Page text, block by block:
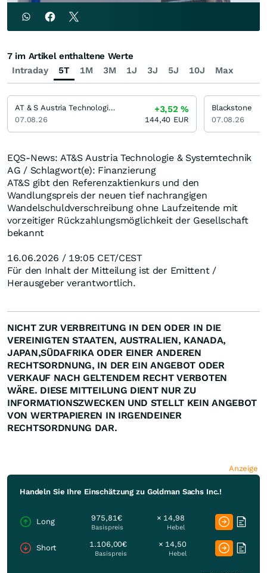
EQS-News: AT&S Austria Technologie & Systemtechnik
AG / Schlagwort(e): Finanzierung
AT&S gibt den Referenzaktienkurs und den
Wandlungspreis der neuen tief nachrangigen
Wandelschuldverschreibung ohne Laufzeitende mit
vorzeitiger Rückzahlungsmöglichkeit der Gesellschaft
bekannt
16.06.2026 / 19:05 CET/CEST
Für den Inhalt der Mitteilung ist der Emittent /
Herausgeber verantwortlich.
NICHT ZUR VERBREITUNG IN DEN ODER IN DIE
VEREINIGTEN STAATEN, AUSTRALIEN, KANADA,
JAPAN,SÜDAFRIKA ODER EINER ANDEREN
RECHTSORDNUNG, IN DER EIN ANGEBOT ODER
VERKAUF NACH GELTENDEM RECHT VERBOTEN
WÄRE. DIESE MITTEILUNG DIENT NUR ZU
INFORMATIONSZWECKEN UND STELLT KEIN ANGEBOT
VON WERTPAPIEREN IN IRGENDEINER
RECHTSORDNUNG DAR.
Anzeige
Handeln Sie Ihre Einschätzung zu Goldman Sachs Inc.!
Long 975,81€
Basispreis
× 14,98
Hebel
Short 1.106,00€
Basispreis
× 14,50
Hebel
Intraday 5T 1M 3M 1J 3J 5J 10J Max
7 im Artikel enthaltene Werte
AT & S Austria Technologie & Systemtechnik
07.08.26
+3,52%
144,40 EUR
Blackstone
07.08.26